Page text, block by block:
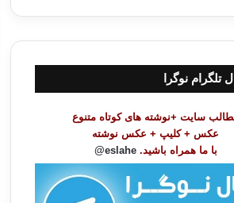
تلگرام نوگرا
سایت +نوشته های کوتاه متنوع
عکس + کلیپ + عکس نوشته
با ما همراه باشید. eslahe@